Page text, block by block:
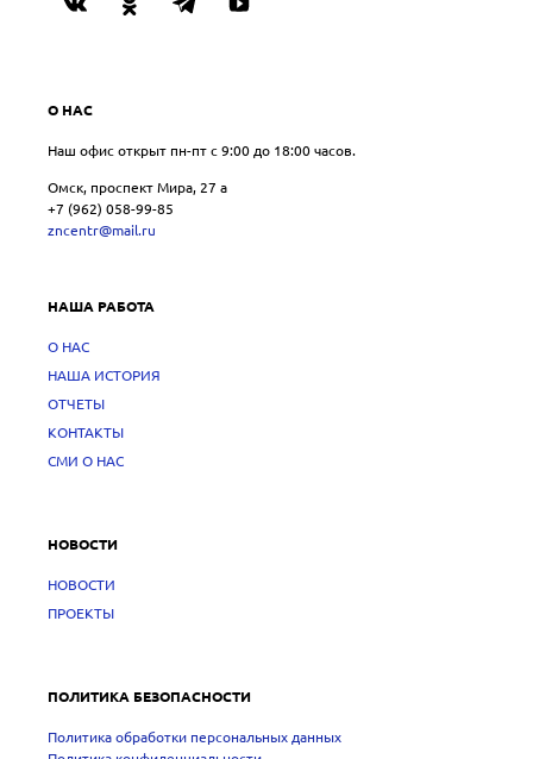
О НАС
Наш офис открыт пн-пт с 9:00 до 18:00 часов.
Омск, проспект Мира, 27 a
+7 (962) 058-99-85
zncentr@mail.ru
НАША РАБОТА
О НАС
НАША ИСТОРИЯ
ОТЧЕТЫ
КОНТАКТЫ
СМИ О НАС
НОВОСТИ
НОВОСТИ
ПРОЕКТЫ
ПОЛИТИКА БЕЗОПАСНОСТИ
Политика обработки персональных данных